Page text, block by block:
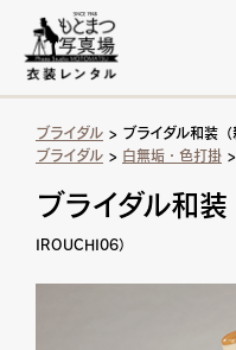
ブライダル > ブライダル和装（
ブライダル > 白無垢・色打掛
ブライダル和装
IROUCHI06）